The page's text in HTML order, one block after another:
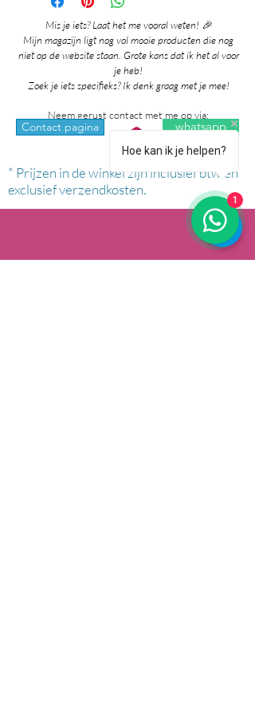
Mis je iets? Laat het me vooral weten! 🎉
Mijn magazijn ligt nog vol mooie producten die nog
niet op de website staan. Grote kans dat ik het al voor
je heb!
Zoek je iets specifieks? Ik denk graag met je mee!
Neem gerust contact met me op via:
Contact pagina whatsapp
* Prijzen in de winkel zijn inclusief btw en
exclusief verzendkosten.
Hoe kan ik je helpen?
1